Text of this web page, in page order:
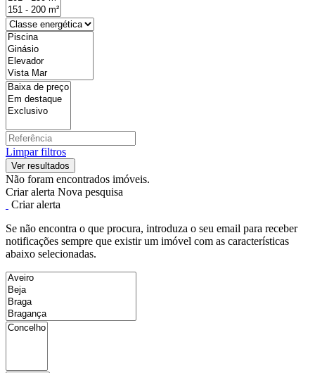
Limpar filtros
Não foram encontrados imóveis.
Criar alerta Nova pesquisa
Criar alerta
Se não encontra o que procura, introduza o seu email para receber
notificações sempre que existir um imóvel com as características
abaixo selecionadas.